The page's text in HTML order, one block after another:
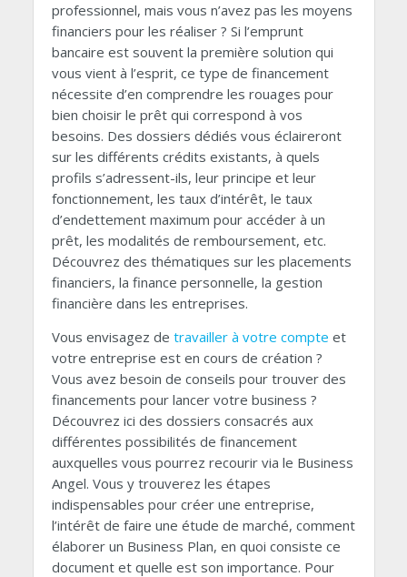
professionnel, mais vous n’avez pas les moyens
financiers pour les réaliser ? Si l’emprunt
bancaire est souvent la première solution qui
vous vient à l’esprit, ce type de financement
nécessite d’en comprendre les rouages pour
bien choisir le prêt qui correspond à vos
besoins. Des dossiers dédiés vous éclaireront
sur les différents crédits existants, à quels
profils s’adressent-ils, leur principe et leur
fonctionnement, les taux d’intérêt, le taux
d’endettement maximum pour accéder à un
prêt, les modalités de remboursement, etc.
Découvrez des thématiques sur les placements
financiers, la finance personnelle, la gestion
financière dans les entreprises.
Vous envisagez de travailler à votre compte et
votre entreprise est en cours de création ?
Vous avez besoin de conseils pour trouver des
financements pour lancer votre business ?
Découvrez ici des dossiers consacrés aux
différentes possibilités de financement
auxquelles vous pourrez recourir via le Business
Angel. Vous y trouverez les étapes
indispensables pour créer une entreprise,
l’intérêt de faire une étude de marché, comment
élaborer un Business Plan, en quoi consiste ce
document et quelle est son importance. Pour